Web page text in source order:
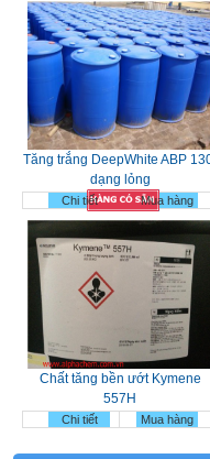
Tăng trắng DeepWhite ABP 130,
dạng lỏng
Chi tiết
Chất tăng bền ướt Kymene
557H
Chi tiết Mua hàng